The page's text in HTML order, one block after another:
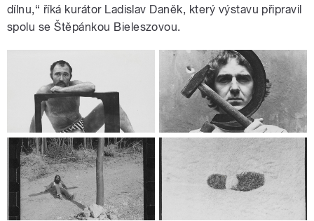
dílnu,“ říká kurátor Ladislav Daněk, který výstavu připravil
spolu se Štěpánkou Bieleszovou.